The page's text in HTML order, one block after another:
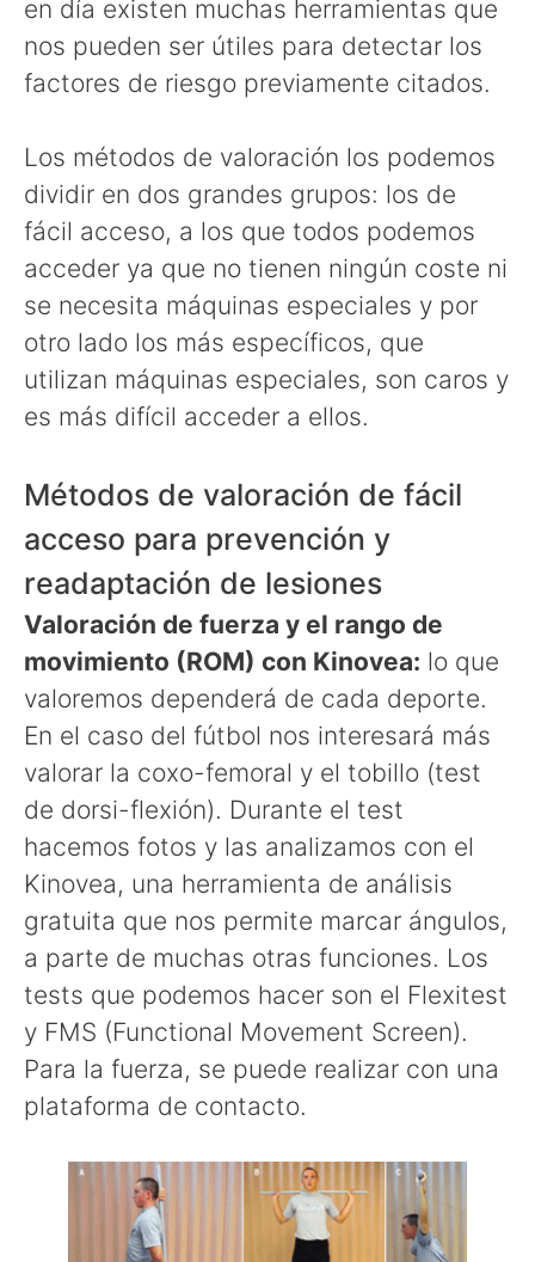
en día existen muchas herramientas que
nos pueden ser útiles para detectar los
factores de riesgo previamente citados.
Los métodos de valoración los podemos
dividir en dos grandes grupos: los de
fácil acceso, a los que todos podemos
acceder ya que no tienen ningún coste ni
se necesita máquinas especiales y por
otro lado los más específicos, que
utilizan máquinas especiales, son caros y
es más difícil acceder a ellos.
Métodos de valoración de fácil
acceso para prevención y
readaptación de lesiones
Valoración de fuerza y el rango de
movimiento (ROM) con Kinovea: lo que
valoremos dependerá de cada deporte.
En el caso del fútbol nos interesará más
valorar la coxo-femoral y el tobillo (test
de dorsi-flexión). Durante el test
hacemos fotos y las analizamos con el
Kinovea, una herramienta de análisis
gratuita que nos permite marcar ángulos,
a parte de muchas otras funciones. Los
tests que podemos hacer son el Flexitest
y FMS (Functional Movement Screen).
Para la fuerza, se puede realizar con una
plataforma de contacto.